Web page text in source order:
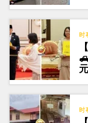
时
时